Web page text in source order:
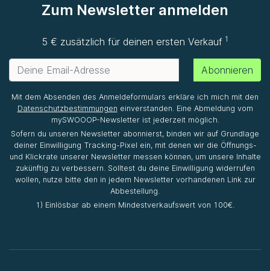
Zum Newsletter anmelden
5 € zusätzlich für deinen ersten Verkauf1
Abonnieren
Mit dem Absenden des Anmeldeformulars erkläre ich mich mit den
Datenschutzbestimmungen einverstanden. Eine Abmeldung vom
mySWOOOP-Newsletter ist jederzeit möglich.
Sofern du unseren Newsletter abonnierst, binden wir auf Grundlage
deiner Einwilligung Tracking-Pixel ein, mit denen wir die Öffnungs-
und Klickrate unserer Newsletter messen können, um unsere Inhalte
zukünftig zu verbessern. Solltest du deine Einwilligung widerrufen
wollen, nutze bitte den in jedem Newsletter vorhandenen Link zur
Abbestellung.
1) Einlösbar ab einem Mindestverkaufswert von 100€.